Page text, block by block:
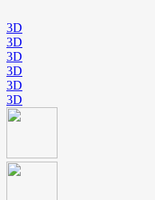
3D
3D
3D
3D
3D
3D